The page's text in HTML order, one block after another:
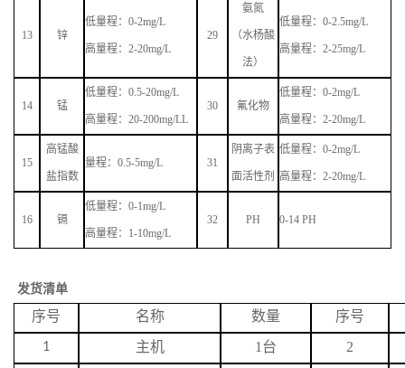
13 锌
低量程：0-2mg/L
高量程：2-20mg/L
29
氨氮
（水杨酸
法）
低量程：0-2.5mg/L
高量程：2-25mg/L
14 锰
低量程：0.5-20mg/L
高量程：20-200mg/LL
30 氟化物
低量程：0-2mg/L
高量程：2-20mg/L
15
高锰酸
盐指数
量程：0.5-5mg/L 31
阴离子表
面活性剂
低量程：0-2mg/L
高量程：2-20mg/L
16 镉
低量程：0-1mg/L
高量程： 1-10mg/L
32 PH 0-14 PH
发货清单
序号 名称 数量 序号
1 主机 1台 2